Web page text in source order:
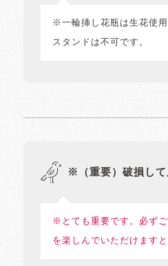
※一輪挿し花瓶は生花使
スタンドは不可です。
※（重要）破損し
※とても重要です。必ず
を楽しんでいただけますと